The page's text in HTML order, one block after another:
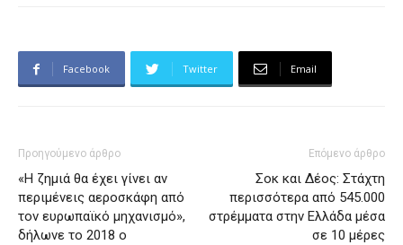
Facebook Twitter Email
Προηγούμενο άρθρο
«Η ζημιά θα έχει γίνει αν
περιμένεις αεροσκάφη από
τον ευρωπαϊκό μηχανισμό»,
δήλωνε το 2018 ο
Επόμενο άρθρο
Σοκ και Δέος: Στάχτη
περισσότερα από 545.000
στρέμματα στην Ελλάδα μέσα
σε 10 μέρες